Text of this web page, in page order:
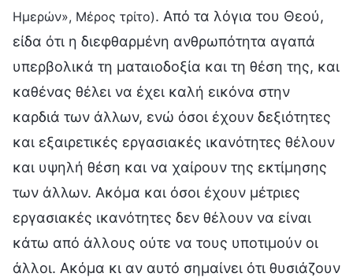
Ημερών», Μέρος τρίτο). Από τα λόγια του Θεού,
είδα ότι η διεφθαρμένη ανθρωπότητα αγαπά
υπερβολικά τη ματαιοδοξία και τη θέση της, και
καθένας θέλει να έχει καλή εικόνα στην
καρδιά των άλλων, ενώ όσοι έχουν δεξιότητες
και εξαιρετικές εργασιακές ικανότητες θέλουν
και υψηλή θέση και να χαίρουν της εκτίμησης
των άλλων. Ακόμα και όσοι έχουν μέτριες
εργασιακές ικανότητες δεν θέλουν να είναι
κάτω από άλλους ούτε να τους υποτιμούν οι
άλλοι. Ακόμα κι αν αυτό σημαίνει ότι θυσιάζουν